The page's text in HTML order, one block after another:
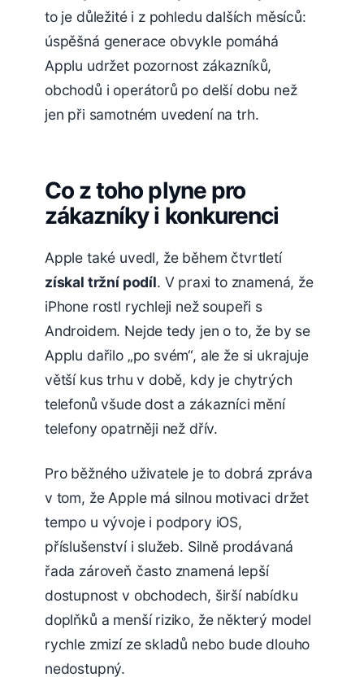
to je důležité i z pohledu dalších měsíců:
úspěšná generace obvykle pomáhá
Applu udržet pozornost zákazníků,
obchodů i operátorů po delší dobu než
jen při samotném uvedení na trh.
Co z toho plyne pro
zákazníky i konkurenci
Apple také uvedl, že během čtvrtletí
získal tržní podíl. V praxi to znamená, že
iPhone rostl rychleji než soupeři s
Androidem. Nejde tedy jen o to, že by se
Applu dařilo „po svém“, ale že si ukrajuje
větší kus trhu v době, kdy je chytrých
telefonů všude dost a zákazníci mění
telefony opatrněji než dřív.
Pro běžného uživatele je to dobrá zpráva
v tom, že Apple má silnou motivaci držet
tempo u vývoje i podpory iOS,
příslušenství i služeb. Silně prodávaná
řada zároveň často znamená lepší
dostupnost v obchodech, širší nabídku
doplňků a menší riziko, že některý model
rychle zmizí ze skladů nebo bude dlouho
nedostupný.